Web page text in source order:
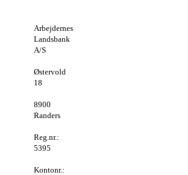
Arbejdernes
Landsbank
A/S
Østervold
18
8900
Randers
Reg.nr.:
5395
Kontonr.: